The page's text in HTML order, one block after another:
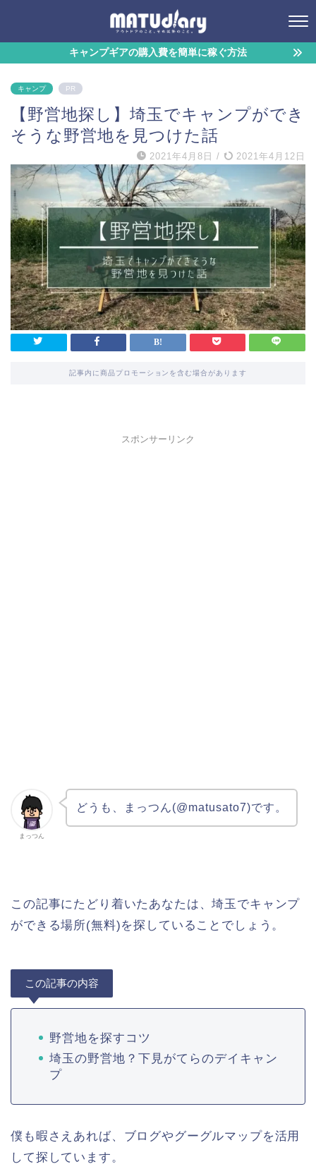
キャンプギアの購入費を簡単に稼ぐ方法
キャンプ PR
【野営地探し】埼玉でキャンプができ
そうな野営地を見つけた話
2021年4月8日 / 2021年4月12日
記事内に商品プロモーションを含む場合があります
スポンサーリンク
まっつん
どうも、まっつん(@matusato7)です。
この記事にたどり着いたあなたは、埼玉でキャンプ
ができる場所(無料)を探していることでしょう。
この記事の内容
野営地を探すコツ
埼玉の野営地？下見がてらのデイキャン
プ
僕も暇さえあれば、ブログやグーグルマップを活用
して探しています。